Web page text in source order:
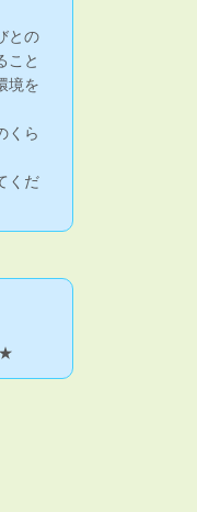
との
こと
境を
くら
くだ
★